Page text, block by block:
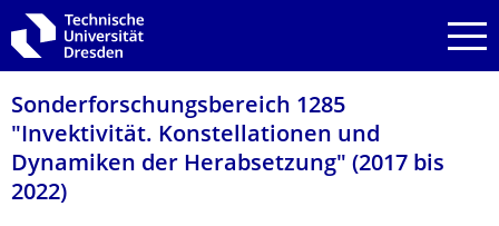
Zur Hauptnavigation springen
Zur Suche springen
Zum Inhalt springen
Sonderforschungs­bereich 1285
"Invektivität. Konstellationen und
Dynamiken der Herabsetzung" (2017 bis
2022)